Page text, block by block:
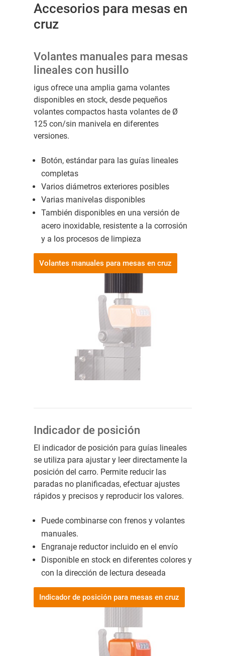
Accesorios para mesas en
cruz
Volantes manuales para mesas
lineales con husillo
igus ofrece una amplia gama volantes
disponibles en stock, desde pequeños
volantes compactos hasta volantes de Ø
125 con/sin manivela en diferentes
versiones.
Botón, estándar para las guías lineales
completas
Varios diámetros exteriores posibles
Varias manivelas disponibles
También disponibles en una versión de
acero inoxidable, resistente a la corrosión
y a los procesos de limpieza
Volantes manuales para mesas en cruz
Indicador de posición
El indicador de posición para guías lineales
se utiliza para ajustar y leer directamente la
posición del carro. Permite reducir las
paradas no planificadas, efectuar ajustes
rápidos y precisos y reproducir los valores.
Puede combinarse con frenos y volantes
manuales.
Engranaje reductor incluido en el envío
Disponible en stock en diferentes colores y
con la dirección de lectura deseada
Indicador de posición para mesas en cruz